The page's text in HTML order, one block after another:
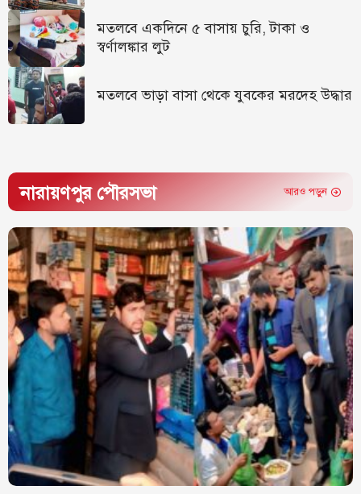
মতলবে একদিনে ৫ বাসায় চুরি, টাকা ও
স্বর্ণালঙ্কার লুট
মতলবে ভাড়া বাসা থেকে যুবকের মরদেহ উদ্ধার
নারায়ণপুর পৌরসভা আরও পড়ুন